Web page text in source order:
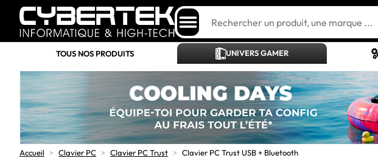
TOUS NOS PRODUITS UNIVERS GAMER
Accueil > Clavier PC > Clavier PC Trust > Clavier PC Trust USB + Bluetooth